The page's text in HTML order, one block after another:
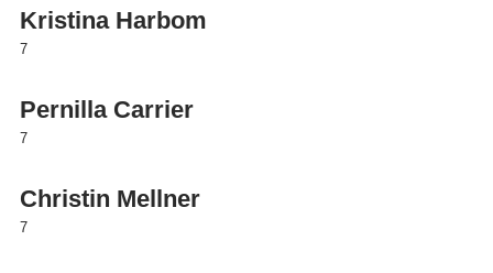
Kristina Harbom
7
Pernilla Carrier
7
Christin Mellner
7